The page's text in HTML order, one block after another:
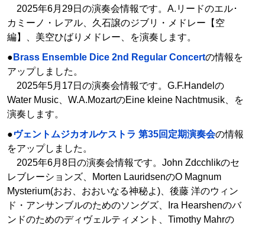
2025年6月29日の演奏会情報です。A.リードのエル･
カミーノ・レアル、久石譲のジブリ・メドレー【空
編】、美空ひばりメドレー、を演奏します。
● Brass Ensemble Dice 2nd Regular Concertの情報を
アップしました。
2025年5月17日の演奏会情報です。G.F.Handelの
Water Music、W.A.MozartのEine kleine Nachtmusik、を
演奏します。
●ヴェントムジカオルケストラ 第35回定期演奏会の情報
をアップしました。
2025年6月8日の演奏会情報です。John Zdcchlikのセ
レブレーションズ、Morten LauridsenのO Magnum
Mysterium(おお、おおいなる神秘よ)、後藤 洋のウィン
ド・アンサンブルのためのソングズ、Ira Hearshenのバ
ンドのためのディヴェルティメント、Timothy Mahrの